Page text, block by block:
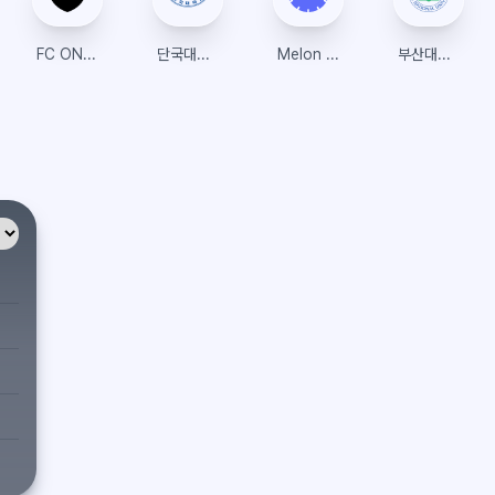
FC ONLINE 샵 단국대학교 수강신청 Melon Ticket Global 부산대학교 수강신청